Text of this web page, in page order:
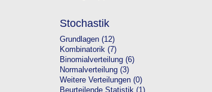
Stochastik
Grundlagen (12)
Kombinatorik (7)
Binomialverteilung (6)
Normalverteilung (3)
Weitere Verteilungen (0)
Beurteilende Statistik (1)